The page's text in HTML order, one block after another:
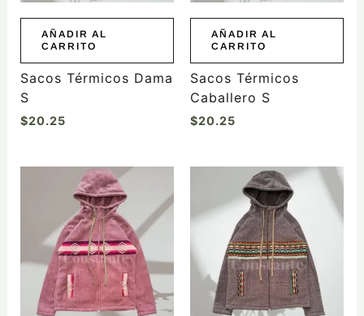
AÑADIR AL
CARRITO
Sacos Térmicos Dama
S
$20.25
AÑADIR AL
CARRITO
Sacos Térmicos
Caballero S
$20.25